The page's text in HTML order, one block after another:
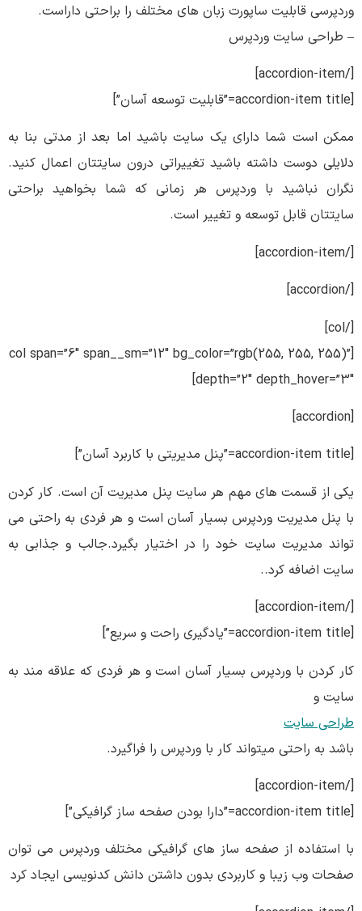
وردپرسی قابلیت ساپورت زبان های مختلف را براحتی داراست.
– طراحی سایت وردپرس
[/accordion-item]
[accordion-item title=”قابلیت توسعه آسان”]
ممکن است شما دارای یک سایت باشید اما بعد از مدتی بنا به
دلایلی دوست داشته باشید تغییراتی درون سایتتان اعمال کنید.
نگران نباشید با وردپرس هر زمانی که شما بخواهید براحتی
سایتتان قابل توسعه و تغییر است.
[/accordion-item]
[/accordion]
[/col]
[col span=”6″ span__sm=”12″ bg_color=”rgb(255, 255, 255)”
depth=”2″ depth_hover=”3″]
[accordion]
[accordion-item title=”پنل مدیریتی با کاربرد آسان”]
یکی از قسمت های مهم هر سایت پنل مدیریت آن است. کار کردن
با پنل مدیریت وردپرس بسیار آسان است و هر فردی به راحتی می
تواند مدیریت سایت خود را در اختیار بگیرد.جالب و جذابی به
سایت اضافه کرد..
[/accordion-item]
[accordion-item title=”یادگیری راحت و سریع”]
کار کردن با وردپرس بسیار آسان است و هر فردی که علاقه مند به
سایت و
طراحی سایت
باشد به راحتی میتواند کار با وردپرس را فراگیرد.
[/accordion-item]
[accordion-item title=”دارا بودن صفحه ساز گرافیکی”]
با استفاده از صفحه ساز های گرافیکی مختلف وردپرس می توان
صفحات وب زیبا و کاربردی بدون داشتن دانش کدنویسی ایجاد کرد